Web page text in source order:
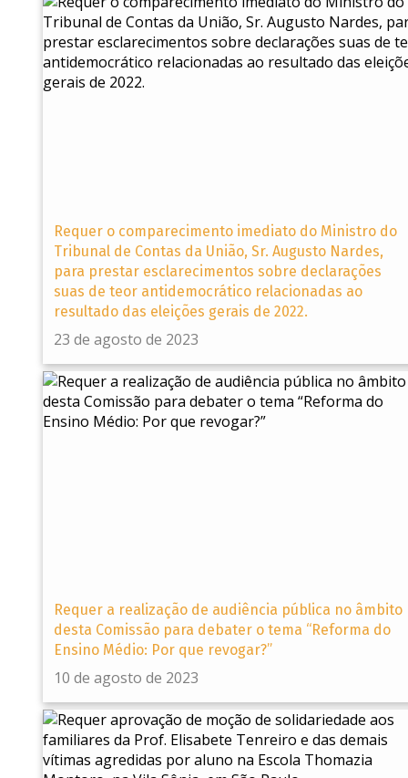
Requer o comparecimento imediato do Ministro do
Tribunal de Contas da União, Sr. Augusto Nardes,
para prestar esclarecimentos sobre declarações
suas de teor antidemocrático relacionadas ao
resultado das eleições gerais de 2022.
23 de agosto de 2023
Requer a realização de audiência pública no âmbito
desta Comissão para debater o tema “Reforma do
Ensino Médio: Por que revogar?”
10 de agosto de 2023